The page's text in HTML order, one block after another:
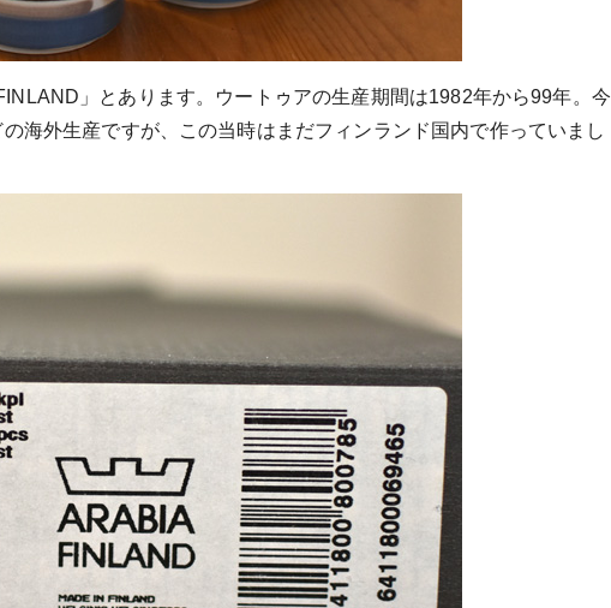
」とあります。ウートゥアの生産期間は1982年から99年。今
海外生産ですが、この当時はまだフィンランド国内で作っていまし